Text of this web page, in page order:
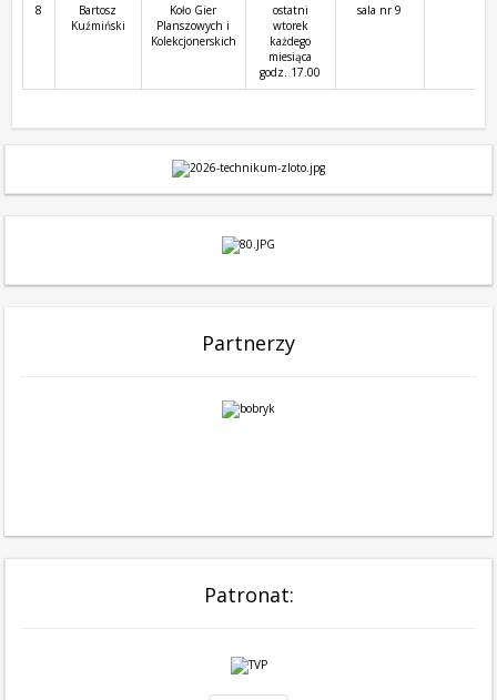
8
Bartosz
Kuźmiński
Koło Gier
Planszowych i
Kolekcjonerskich
ostatni
wtorek
każdego
miesiąca
godz. 17.00
sala nr 9
Partnerzy
Patronat: